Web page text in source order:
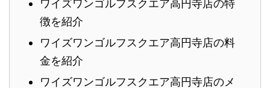
ワイズワンゴルフスクエア高円寺店の特
徴を紹介
ワイズワンゴルフスクエア高円寺店の料
金を紹介
ワイズワンゴルフスクエア高円寺店のメ